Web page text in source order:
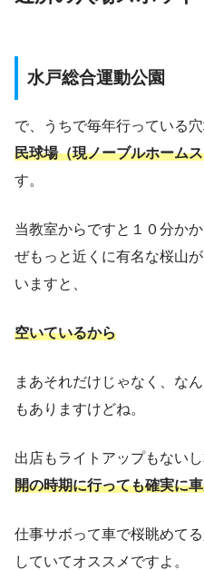
水戸総合運動公園
で、うちで毎年行っている
民球場（現ノーブルホーム
す。
当教室からですと１０分か
ぜもっと近くに有名な桜山
いますと、
空いているから
まあそれだけじゃなく、な
もありますけどね。
出店もライトアップもない
開の時期に行っても確実に
仕事サボって車で桜眺めて
していてオススメですよ。